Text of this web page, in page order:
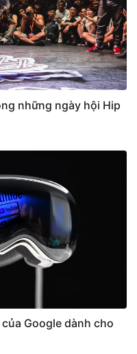
những ngày hội Hip
Google dành cho